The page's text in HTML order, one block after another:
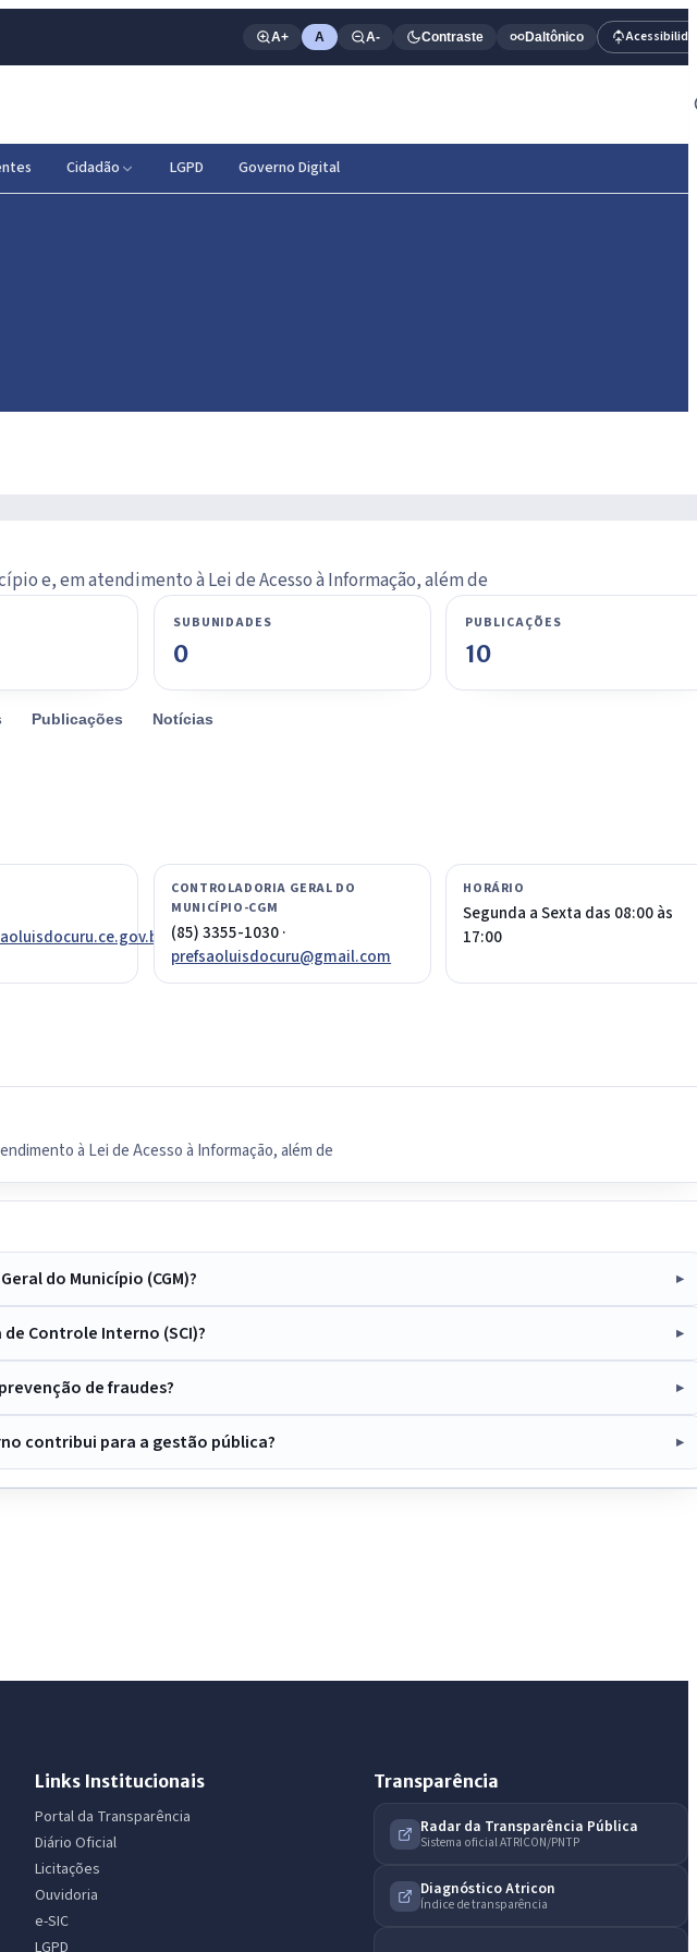
A+ A A- Contraste Daltônico
Cidadão LGPD Governo Digital
e, em atendimento à Lei de Acesso à Informação, além de
SUBUNIDADES
0
PUBLICAÇÕES
10
Publicações Notícias
CONTROLADORIA GERAL DO
MUNICÍPIO-CGM
(85) 3355-1030 ·
prefsaoluisdocuru@gmail.com
HORÁRIO
Segunda a Sexta das 08:00 às
17:00
à Lei de Acesso à Informação, além de
do Município (CGM)?
Controle Interno (SCI)?
de fraudes?
contribui para a gestão pública?
Links Institucionais
Portal da Transparência
Diário Oficial
Licitações
Ouvidoria
e-SIC
Transparência
Radar da Transparência Pública
Sistema oficial ATRICON/PNTP
Diagnóstico Atricon
Índice de transparência